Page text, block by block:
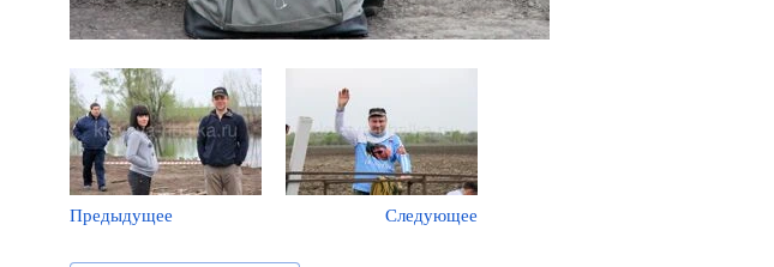
Предыдущее Следующее